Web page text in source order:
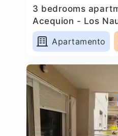
3 bedrooms
Acequion - Los
Apartamento